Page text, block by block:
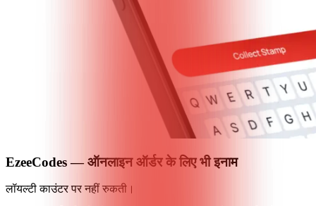
EzeeCodes — ऑनलाइन ऑर्डर के लिए भी इनाम
लॉयल्टी काउंटर पर नहीं रुकती।